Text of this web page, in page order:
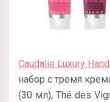
Caudalie Luxury
набор с тремя
(30 мл), Thé des